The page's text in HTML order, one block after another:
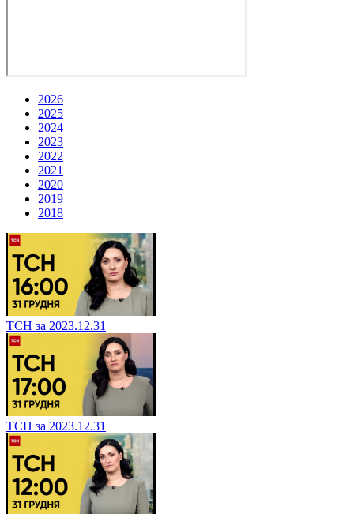
2026
2025
2024
2023
2022
2021
2020
2019
2018
ТСН за 2023.12.31
ТСН за 2023.12.31